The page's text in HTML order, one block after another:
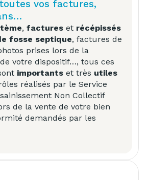
vos factures,
, factures et récépissés
fosse septique, factures de
prises lors de la
votre dispositif…, tous ces
importants et très utiles
réalisés par le Service
Non Collectif
de la vente de votre bien
demandés par les